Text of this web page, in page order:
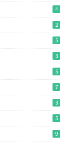
4
2
5
3
5
7
3
5
9